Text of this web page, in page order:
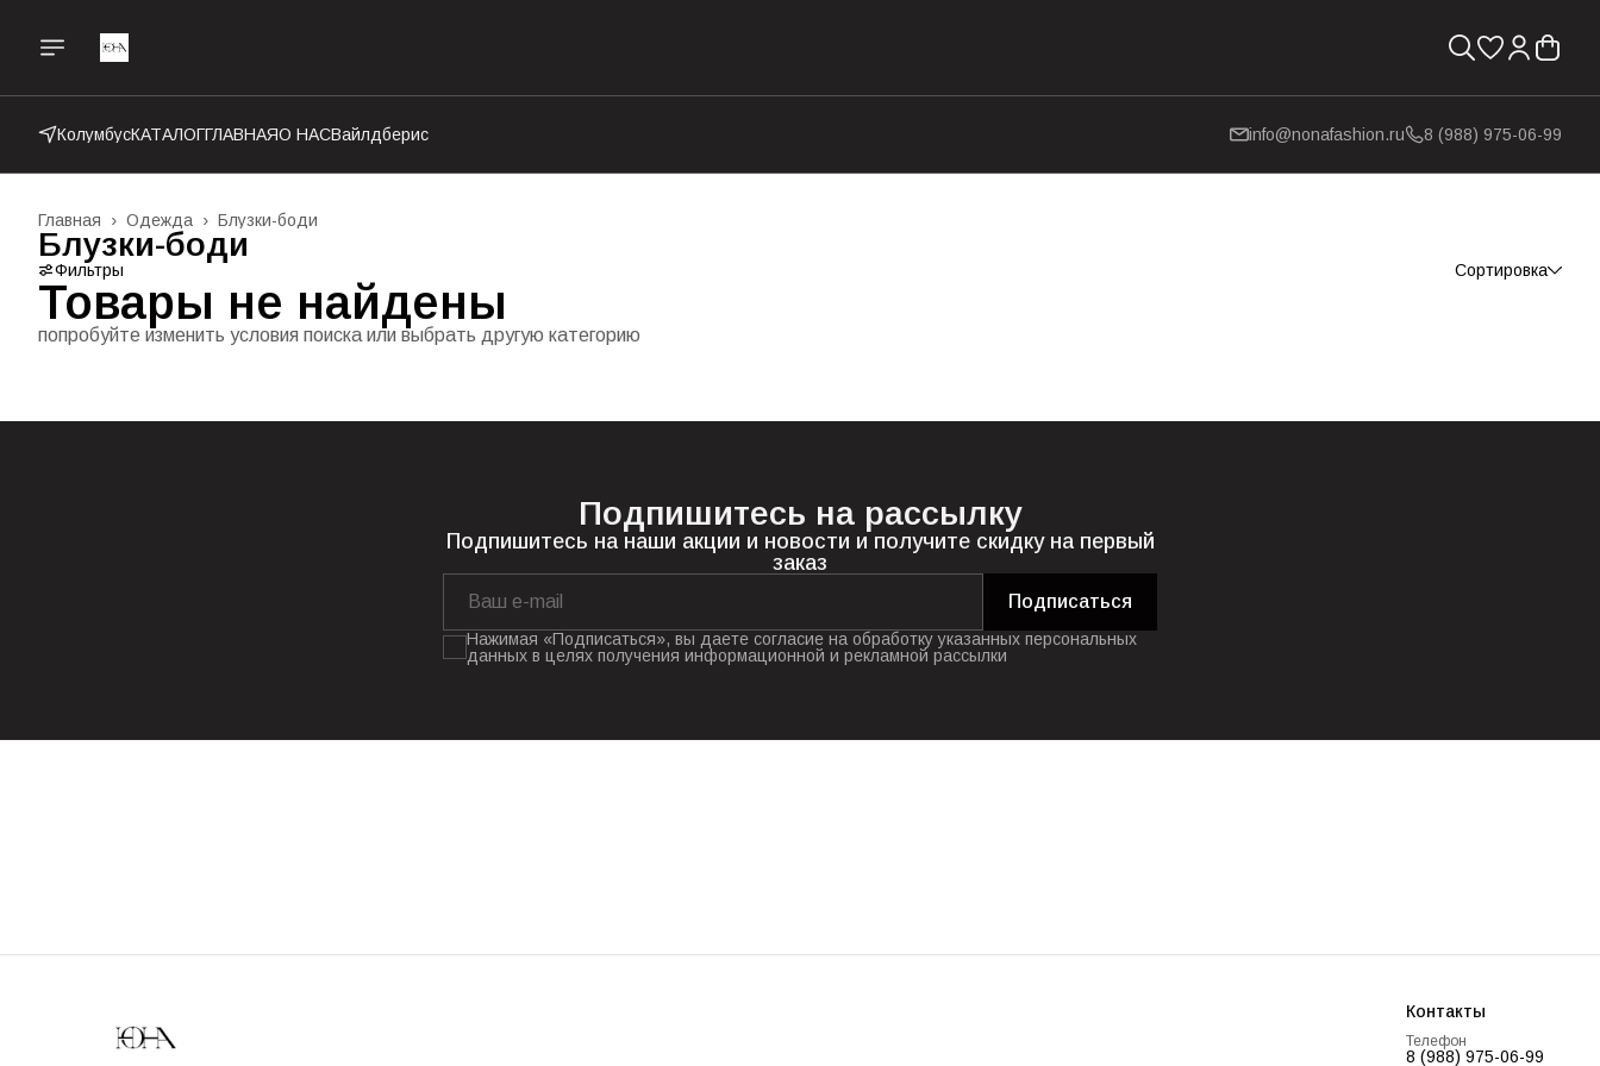
КолумбусКАТАЛОГГЛАВНАЯО НАСВайлдберис info@nonafashion.ru 8 (988) 975-06-99
Блузки-боди
Одежда ›
Главная ›
Блузки-боди
Фильтры Сортировка
Товары не найдены
попробуйте изменить условия поиска или выбрать другую категорию
Подпишитесь на рассылку
Подпишитесь на наши акции и новости и получите скидку на первый
заказ
Подписаться
Нажимая «Подписаться», вы даете согласие на обработку указанных персональных
данных в целях получения информационной и рекламной рассылки
Контакты
Телефон
8 (988) 975-06-99